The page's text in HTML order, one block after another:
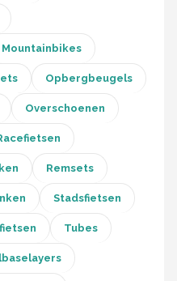
Mountainbikes
Opbergbeugels
Overschoenen
Remsets
Stadsfietsen
Tubes